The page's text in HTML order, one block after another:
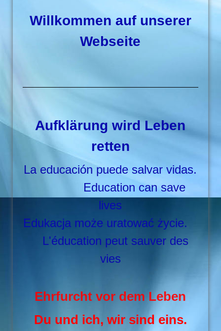
Willkommen auf unserer
Webseite
Aufklärung wird Leben
retten
La educación puede salvar vidas.
Education can save
lives
Edukacja może uratować życie.
L'éducation peut sauver des
vies
Ehrfurcht vor dem Leben
Du und ich, wir sind eins.